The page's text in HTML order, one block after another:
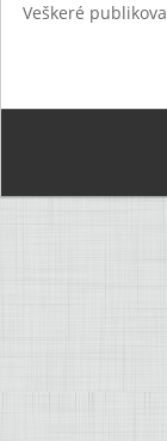
Veškeré